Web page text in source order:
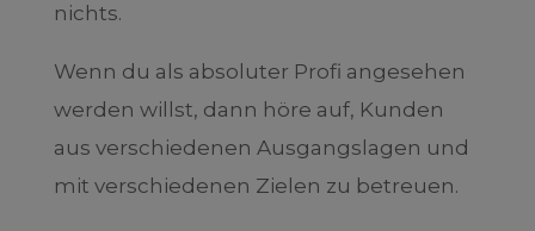
nichts.
Wenn du als absoluter Profi angesehen
werden willst, dann höre auf, Kunden
aus verschiedenen Ausgangslagen und
mit verschiedenen Zielen zu betreuen.